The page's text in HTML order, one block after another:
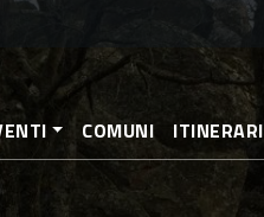
COMUNI ITINERARI